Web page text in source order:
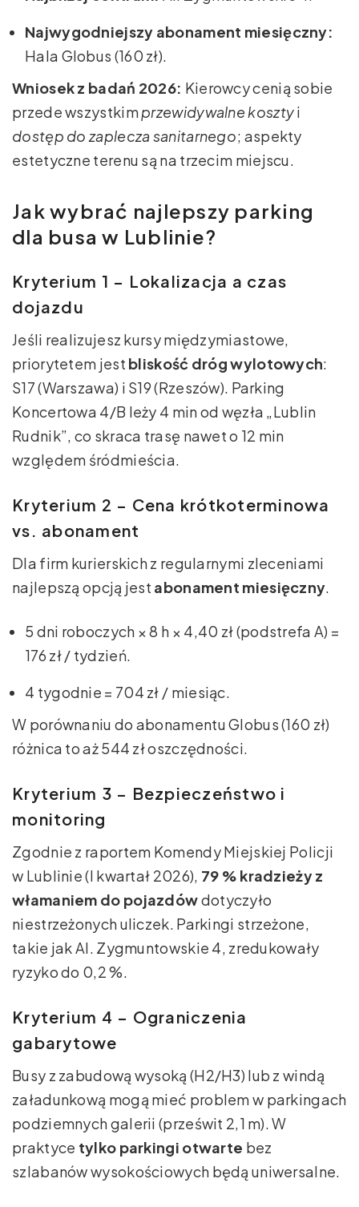
Najwygodniejszy abonament miesięczny:
Hala Globus (160 zł).
Wniosek z badań 2026: Kierowcy cenią sobie
przede wszystkimprzewidywalne kosztyi
dostęp do zaplecza sanitarnego; aspekty
estetyczne terenu są na trzecim miejscu.
Jak wybrać najlepszy parking
dla busa w Lublinie?
Kryterium 1 – Lokalizacja a czas
dojazdu
Jeśli realizujesz kursy międzymiastowe,
priorytetem jest bliskość dróg wylotowych:
S17 (Warszawa) i S19 (Rzeszów). Parking
Koncertowa 4/B leży 4 min od węzła „Lublin
Rudnik”, co skraca trasę nawet o 12 min
względem śródmieścia.
Kryterium 2 – Cena krótkoterminowa
vs. abonament
Dla firm kurierskich z regularnymi zleceniami
najlepszą opcją jest abonament miesięczny.
5 dni roboczych × 8 h × 4,40 zł (podstrefa A) =
176 zł / tydzień.
4 tygodnie = 704 zł / miesiąc.
W porównaniu do abonamentu Globus (160 zł)
różnica to aż 544 zł oszczędności.
Kryterium 3 – Bezpieczeństwo i
monitoring
Zgodnie z raportem Komendy Miejskiej Policji
w Lublinie (I kwartał 2026), 79 % kradzieży z
włamaniem do pojazdówdotyczyło
niestrzeżonych uliczek. Parkingi strzeżone,
takie jak Al. Zygmuntowskie 4, zredukowały
ryzyko do 0,2 %.
Kryterium 4 – Ograniczenia
gabarytowe
Busy z zabudową wysoką (H2/H3) lub z windą
załadunkową mogą mieć problem w parkingach
podziemnych galerii (prześwit 2,1 m). W
praktyce tylko parkingi otwarte bez
szlabanów wysokościowych będą uniwersalne.